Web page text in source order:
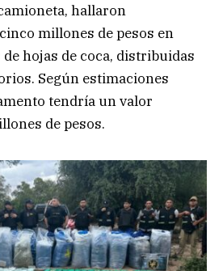
hallaron
millones de pesos en
hojas de coca, distribuidas
Según estimaciones
tendría un valor
de pesos.